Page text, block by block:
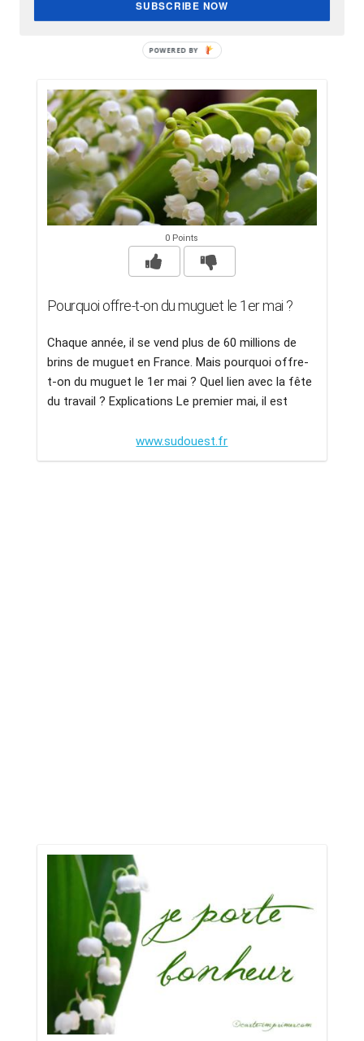
0 Points
Pourquoi offre-t-on du muguet le 1er mai ?
Chaque année, il se vend plus de 60 millions de
brins de muguet en France. Mais pourquoi offre-
t-on du muguet le 1er mai ? Quel lien avec la fête
du travail ? Explications Le premier mai, il est
www.sudouest.fr
SUBSCRIBE NOW